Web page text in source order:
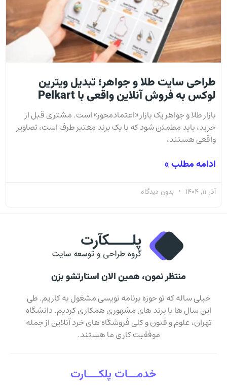
طراحی سایت طلا و جواهر؛ تبدیل ویترین
لوکس به فروش آنلاین واقعی با Pelkart
بازار طلا و جواهر یک بازار «اعتمادمحور» است. مشتری قبل از
خرید، باید مطمئن شود که با یک برند معتبر طرف است، تصاویر
واقعی هستند،
ادامه مطلب »
آذر 11, 1404 بدون دیدگاه
منتظر نمون، همین الان استارتشو بزن
خیلی ساله که تو حوزه برنامه نویسی مشغول به کاریم. طی
این سال ها با برند های مشهوری همکاری کردیم. دانشگاه
تهران، علوم و فنون و کلی فروشگاه های خرد آنلاین از جمله
موفقیت کاری ما هستند.
خدمـــات پلکــــارت